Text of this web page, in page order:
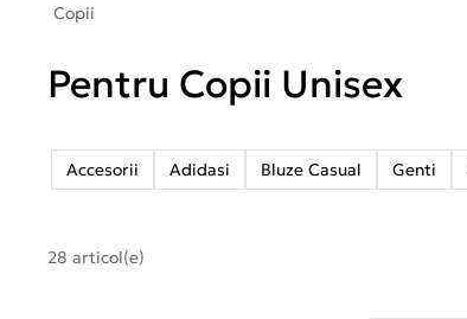
Copii
Pentru Copii Unisex
Accesorii Adidasi Bluze Casual Genti
28 articol(e)